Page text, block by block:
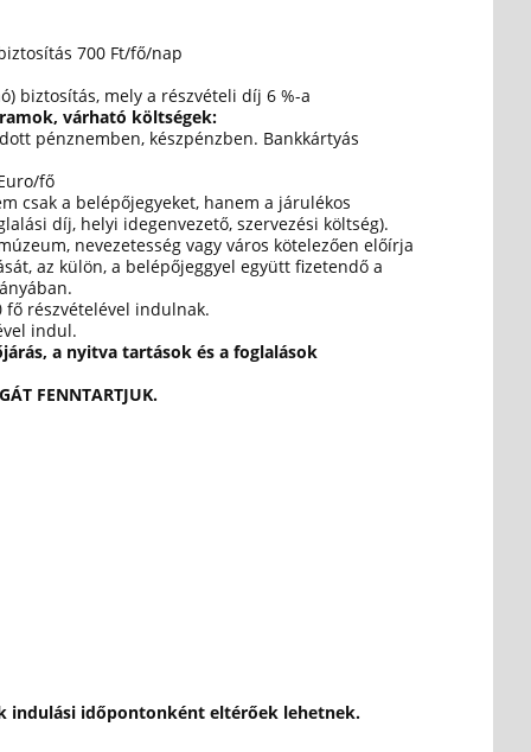
700 Ft/fő/nap
biztosítás, mely a részvételi díj 6 %-a
várható költségek:
pénznemben, készpénzben. Bankkártyás
fő
csak a belépőjegyeket, hanem a járulékos
díj, helyi idegenvezető, szervezési költség).
nevezetesség vagy város kötelezően előírja
az külön, a belépőjeggyel együtt fizetendő a
részvételével indulnak.
indul.
a nyitva tartások és a foglalások
FENNTARTJUK.
indulási időpontonként eltérőek lehetnek.